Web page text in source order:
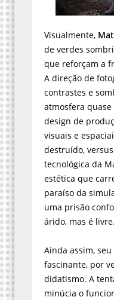
Visualmente,
de verdes
que reforçam a
A direção de
contrastes e
atmosfera
design de
visuais e
destruído,
tecnológica da
estética que
paraíso da
uma prisão
árido, mas é livre.
Ainda assim,
fascinante, por
didatismo. A
minúcia o